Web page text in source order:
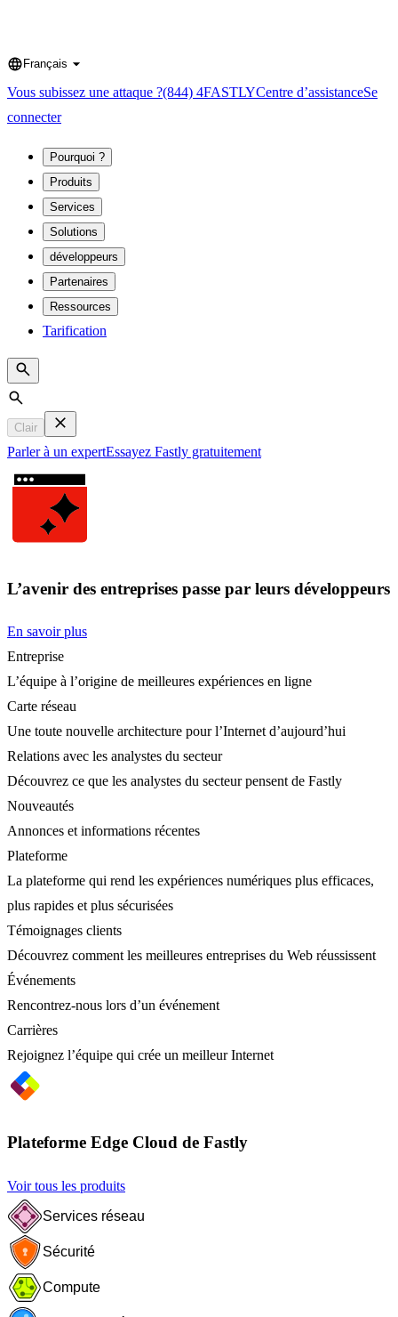
Language
Français
Vous subissez une attaque ?(844) 4FASTLYCentre d’assistanceSe
connecter
Pourquoi ?
Produits
Services
Solutions
développeurs
Partenaires
Ressources
Tarification
Search
Clair
Parler à un expertEssayez Fastly gratuitement
L’avenir des entreprises passe par leurs développeurs
En savoir plus
Entreprise
L’équipe à l’origine de meilleures expériences en ligne
Carte réseau
Une toute nouvelle architecture pour l’Internet d’aujourd’hui
Relations avec les analystes du secteur
Découvrez ce que les analystes du secteur pensent de Fastly
Nouveautés
Annonces et informations récentes
Plateforme
La plateforme qui rend les expériences numériques plus efficaces,
plus rapides et plus sécurisées
Témoignages clients
Découvrez comment les meilleures entreprises du Web réussissent
Événements
Rencontrez-nous lors d’un événement
Carrières
Rejoignez l’équipe qui crée un meilleur Internet
Plateforme Edge Cloud de Fastly
Voir tous les produits
Services réseau
Sécurité
Compute